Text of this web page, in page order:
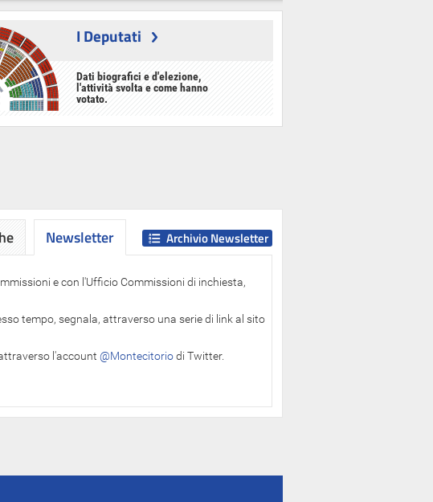
I Deputati
Dati biografici e d'elezione,
l'attività svolta e come hanno
votato.
Newsletter
Newsletter
e con l'Ufficio Commissioni di inchiesta,
tempo, segnala, attraverso una serie di link al sito
l'account @Montecitoriodi Twitter.
Archivio Newsletter